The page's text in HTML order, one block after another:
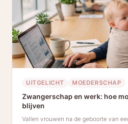
UITGELICHT MOEDERSCHAP
Zwangerschap en werk: hoe
blijven
Vallen vrouwen na de geboorte van